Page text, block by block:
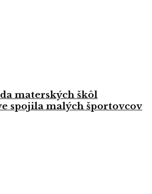
materských škôl
spojila malých športovcov